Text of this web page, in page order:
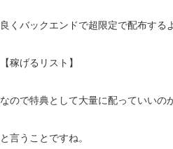
良くバックエンドで超限定で配布する
【稼げるリスト】
なので特典として大量に配っていいの
と言うことですね。